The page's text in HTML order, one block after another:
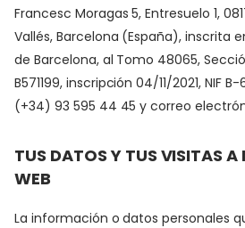
Francesc Moragas 5, Entresuelo 1,
Vallés, Barcelona (España), inscrita
de Barcelona, al Tomo 48065,
B571199, inscripción 04/11/2021, NIF
(+34) 93 595 44 45 y correo
TUS DATOS Y TUS VISITAS
WEB
La información o datos personales